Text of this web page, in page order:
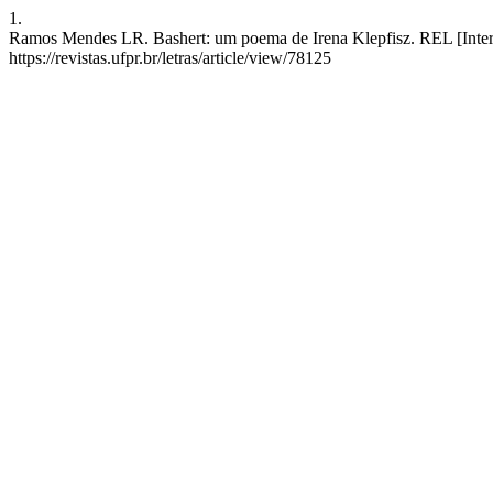
1.
Ramos Mendes LR. Bashert: um poema de Irena Klepfisz. REL
https://revistas.ufpr.br/letras/article/view/78125